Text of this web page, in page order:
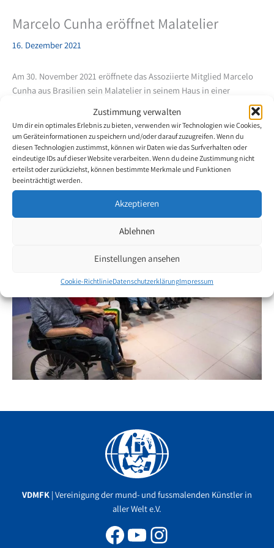
Zustimmung verwalten
Um dir ein optimales Erlebnis zu bieten, verwenden wir Technologien wie Cookies,
um Geräteinformationen zu speichern und/oder darauf zuzugreifen. Wenn du
diesen Technologien zustimmst, können wir Daten wie das Surfverhalten oder
eindeutige IDs auf dieser Website verarbeiten. Wenn du deine Zustimmung nicht
erteilst oder zurückziehst, können bestimmte Merkmale und Funktionen
beeinträchtigt werden.
Akzeptieren
Ablehnen
Einstellungen ansehen
Cookie-RichtlinieDatenschutzerklärungImpressum
Marcelo Cunha eröffnet Malatelier
16. Dezember 2021
Am 30. November 2021 eröffnete das Assoziierte Mitglied Marcelo
Cunha aus Brasilien sein Malatelier in seinem Haus in einer
ländlichen Gegend von Rio de Janeiro. Neben seiner Familie und
engsten Freunden nahmen auch Künstler aus der Region teil, sowie
die Mund-und Fussmaler Goncalo Borges und Daniel Ferreira aus
Sao Paulo. Marcelo Cunha hielt eine sehr emotionale Dankesrede
für alles was der Verein in seinem Leben ermöglicht hat. Die 30
ausgestellten Bilder symbolisierten den 30. Jahrestag seines
Unfalls, der zu seiner Behinderung führte.
VDMFK | Vereinigung der mund- und fussmalenden Künstler in
aller Welt e.V.
Facebook
YouTube
Instagram